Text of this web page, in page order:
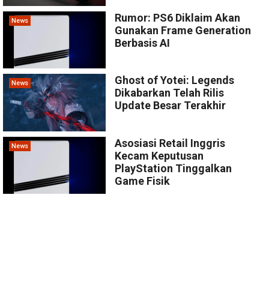
News
Rumor: PS6 Diklaim Akan
Gunakan Frame Generation
Berbasis AI
News
Ghost of Yotei: Legends
Dikabarkan Telah Rilis
Update Besar Terakhir
News
Asosiasi Retail Inggris
Kecam Keputusan
PlayStation Tinggalkan
Game Fisik